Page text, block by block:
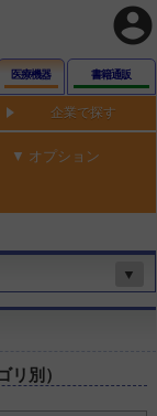
account_circle
医療機器 書籍通販
企業で探す
オプション
▼
リ別）